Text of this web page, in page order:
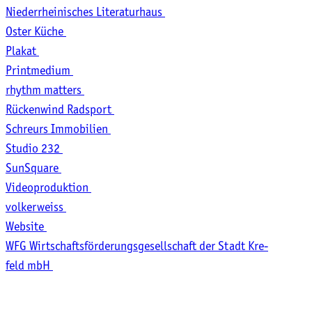
Nie­der­rhei­ni­sches Literaturhaus
Oster Küche
Plakat
Printmedium
rhythm matters
Rücken­wind Radsport
Schr­eurs Immobilien
Stu­dio 232
SunSquare
Videoproduktion
volkerweiss
Website
WFG Wirt­schafts­för­de­rungs­ge­sell­schaft der Stadt Kre­
feld mbH